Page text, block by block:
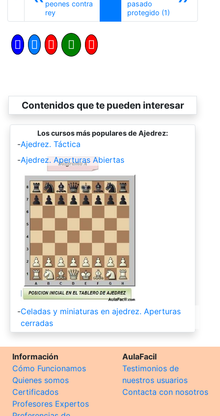
peones contra
reyAnterior
pasado
protegido (1)
Contenidos que te pueden interesar
Los cursos más populares de Ajedrez:
-Ajedrez. Táctica
-Ajedrez. Aperturas Abiertas
-Celadas y miniaturas en ajedrez. Aperturas
cerradas
Información
Cómo Funcionamos
Quienes somos
Certificados
Profesores Expertos
AulaFacil
Testimonios de
nuestros usuarios
Contacta con nosotros